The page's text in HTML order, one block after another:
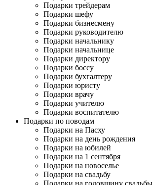
Подарки трейдерам
Подарки шефу
Подарки бизнесмену
Подарки руководителю
Подарки начальнику
Подарки начальнице
Подарки директору
Подарки боссу
Подарки бухгалтеру
Подарки юристу
Подарки врачу
Подарки учителю
Подарки воспитателю
Подарки по поводам
Подарки на Пасху
Подарки на день рождения
Подарки на юбилей
Подарки на 1 сентября
Подарки на новоселье
Подарки на свадьбу
Подарки на годовщину свадьбы